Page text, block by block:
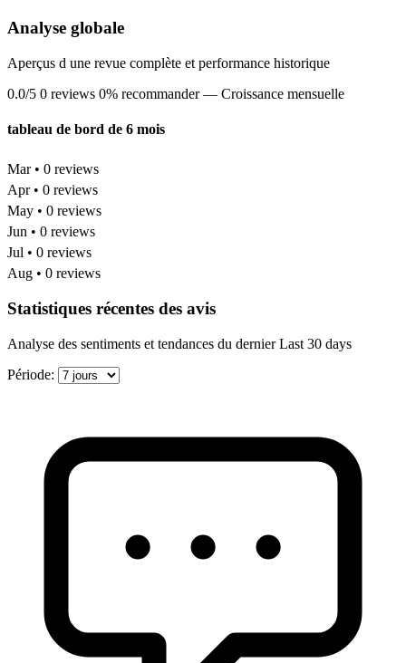
Analyse globale
Aperçus d une revue complète et performance historique
0.0/5 0 reviews 0% recommander — Croissance mensuelle
tableau de bord de 6 mois
Mar • 0 reviews
Apr • 0 reviews
May • 0 reviews
Jun • 0 reviews
Jul • 0 reviews
Aug • 0 reviews
Statistiques récentes des avis
Analyse des sentiments et tendances du dernier Last 30 days
Période: